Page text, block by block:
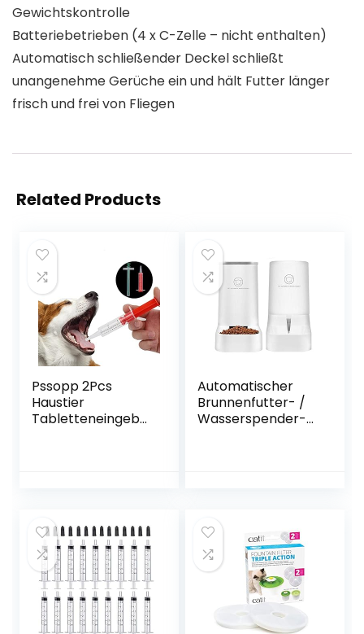
Gewichtskontrolle
Batteriebetrieben (4 x C-Zelle – nicht enthalten)
Automatisch schließender Deckel schließt
unangenehme Gerüche ein und hält Futter länger
frisch und frei von Fliegen
Related Products
Pssopp 2Pcs
Haustier
Tabletteneingeber
Feeder
Tabletteneingeber
für Katzen und
kleine
Hunde(2Pcs)
Automatischer
Brunnenfutter- /
Wasserspender-